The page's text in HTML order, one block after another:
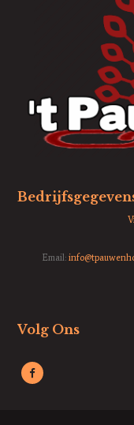
Email:
Volg Ons